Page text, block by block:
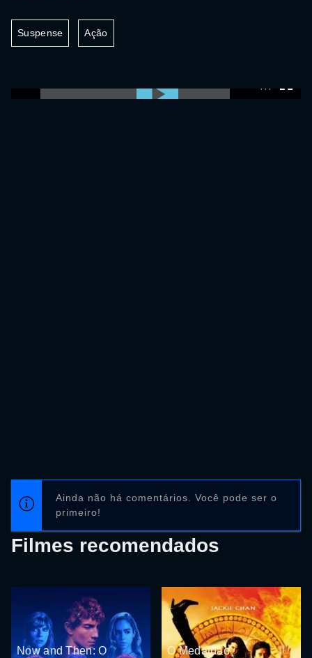
Suspense Ação
Ainda não há comentários. Você pode ser o
primeiro!
Filmes recomendados
Now and Then: O
O Medalhão